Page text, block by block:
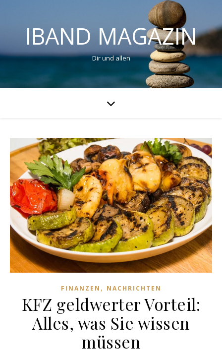
IBAND MAGAZIN
Dir und allen
FINANZEN , NACHRICHTEN
KFZ geldwerter Vorteil:
Alles, was Sie wissen
müssen